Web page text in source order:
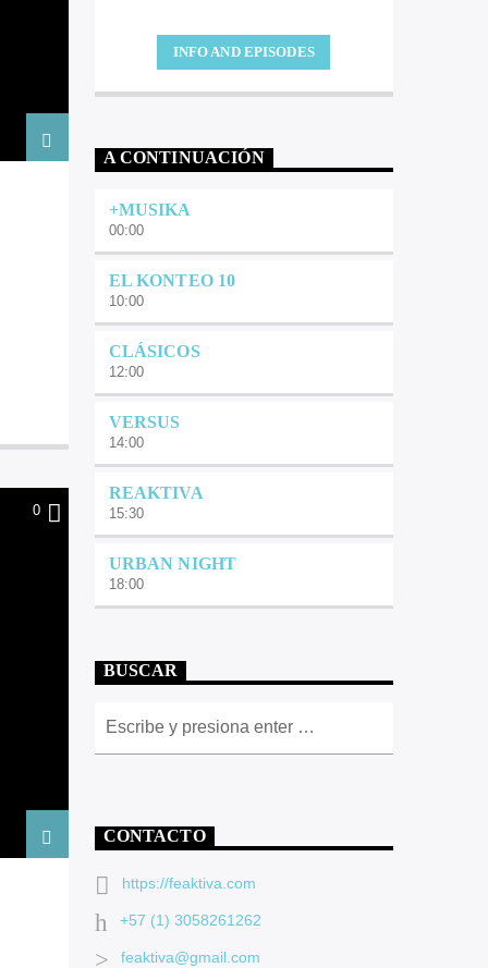
0
INFO AND EPISODES
A CONTINUACIÓN
+MUSIKA
00:00
EL KONTEO 10
10:00
CLÁSICOS
12:00
VERSUS
14:00
REAKTIVA
15:30
URBAN NIGHT
18:00
BUSCAR
CONTACTO
https://feaktiva.com
+57 (1) 3058261262
feaktiva@gmail.com